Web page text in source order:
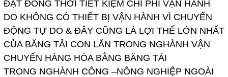
ĐẶT ĐỒNG THỜI TIẾT KIỆM CHI PHÍ VẬN HÀNH
DO KHÔNG CÓ THIẾT BỊ VẬN HÀNH VÌ CHUYỂN
ĐỘNG TỰ DO & ĐÂY CŨNG LÀ LỢI THẾ LỚN NHẤT
CỦA BĂNG TẢI CON LĂN TRONG NGHÀNH VẬN
CHUYỂN HÀNG HÓA BẰNG BĂNG TẢI
TRONG NGHÀNH CÔNG –NÔNG NGHIỆP NGOÀI